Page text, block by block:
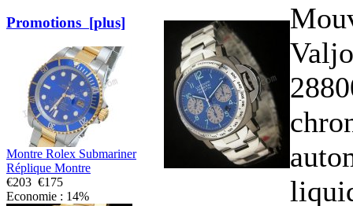
Promotions [plus]
Montre Rolex Submariner
Réplique Montre
€203 €175
Economie : 14%